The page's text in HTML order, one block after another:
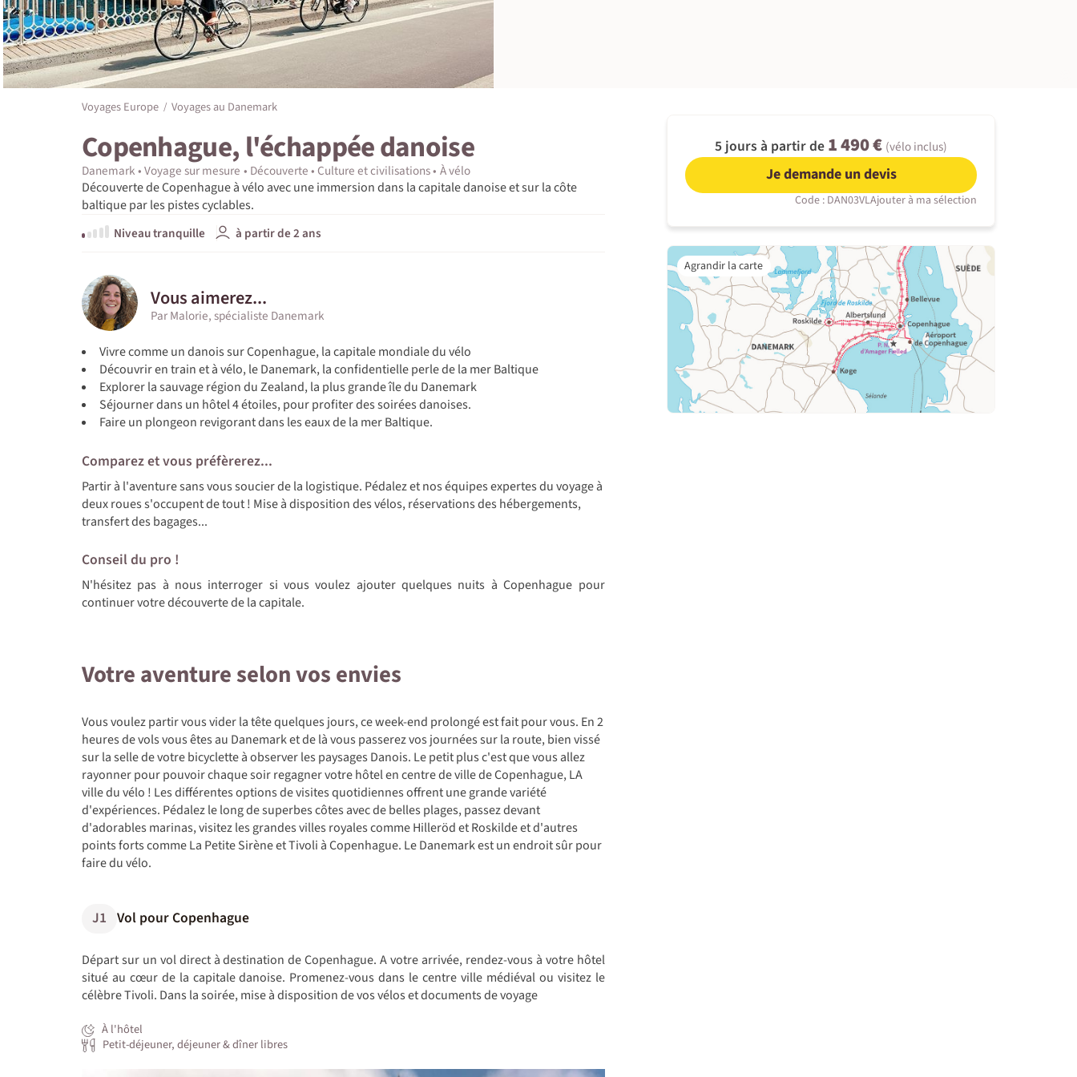
Voyages Europe Voyages au Danemark
Copenhague, l'échappée danoise
Danemark Voyage sur mesure Découverte Culture et civilisations À vélo
Découverte de Copenhague à vélo avec une immersion dans la capitale danoise et sur la côte
baltique par les pistes cyclables.
Niveau tranquille
à partir de 2 ans
5 jours à partir de 1 490 € (vélo inclus)
Je demande un devis
Code : DAN03VLAjouter à ma sélection
Vous aimerez...
Par Malorie, spécialiste Danemark
Vivre comme un danois sur Copenhague, la capitale mondiale du vélo
Découvrir en train et à vélo, le Danemark, la confidentielle perle de la mer Baltique
Explorer la sauvage région du Zealand, la plus grande île du Danemark
Séjourner dans un hôtel 4 étoiles, pour profiter des soirées danoises.
Faire un plongeon revigorant dans les eaux de la mer Baltique.
Comparez et vous préfèrerez...
Partir à l'aventure sans vous soucier de la logistique. Pédalez et nos équipes expertes du voyage à
deux roues s'occupent de tout ! Mise à disposition des vélos, réservations des hébergements,
transfert des bagages...
Conseil du pro !
N'hésitez pas à nous interroger si vous voulez ajouter quelques nuits à Copenhague pour
continuer votre découverte de la capitale.
Votre aventure selon vos envies
Vous voulez partir vous vider la tête quelques jours, ce week-end prolongé est fait pour vous. En 2
heures de vols vous êtes au Danemark et de là vous passerez vos journées sur la route, bien vissé
sur la selle de votre bicyclette à observer les paysages Danois. Le petit plus c'est que vous allez
rayonner pour pouvoir chaque soir regagner votre hôtel en centre de ville de Copenhague, LA
ville du vélo ! Les différentes options de visites quotidiennes offrent une grande variété
d'expériences. Pédalez le long de superbes côtes avec de belles plages, passez devant
d'adorables marinas, visitez les grandes villes royales comme Hilleröd et Roskilde et d'autres
points forts comme La Petite Sirène et Tivoli à Copenhague. Le Danemark est un endroit sûr pour
faire du vélo.
J1 Vol pour Copenhague
Départ sur un vol direct à destination de Copenhague. A votre arrivée, rendez-vous à votre hôtel
situé au cœur de la capitale danoise. Promenez-vous dans le centre ville médiéval ou visitez le
célèbre Tivoli. Dans la soirée, mise à disposition de vos vélos et documents de voyage
À l'hôtel
Petit-déjeuner, déjeuner & dîner libres